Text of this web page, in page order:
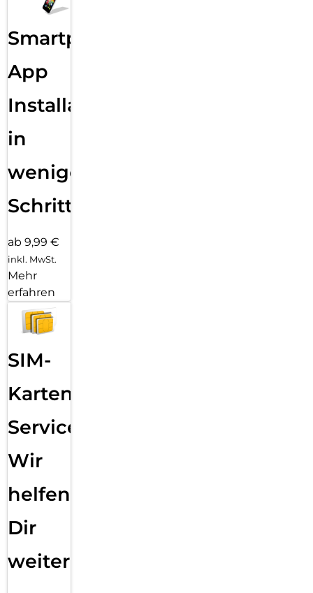
Smartphone
App
Installation
in
wenigen
Schritten
ab 9,99 €
inkl. MwSt.
Mehr
erfahren
SIM-
Karten
Service:
Wir
helfen
Dir
weiter